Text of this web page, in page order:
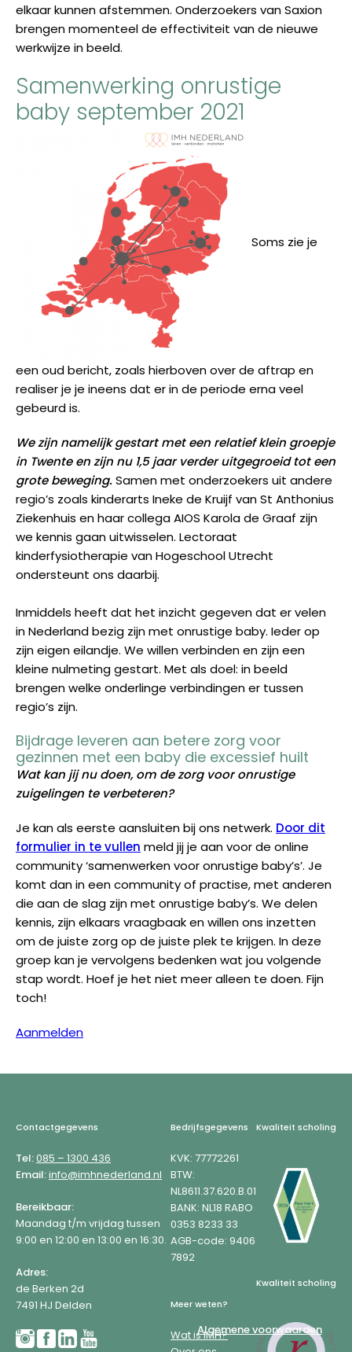
elkaar kunnen afstemmen. Onderzoekers van Saxion
brengen momenteel de effectiviteit van de nieuwe
werkwijze in beeld.
Samenwerking onrustige
baby september 2021
Soms zie je
een oud bericht, zoals hierboven over de aftrap en
realiser je je ineens dat er in de periode erna veel
gebeurd is.
We zijn namelijk gestart met een relatief klein groepje
in Twente en zijn nu 1,5 jaar verder uitgegroeid tot een
grote beweging.Samen met onderzoekers uit andere
regio’s zoals kinderarts Ineke de Kruijf van St Anthonius
Ziekenhuis en haar collega AIOS Karola de Graaf zijn
we kennis gaan uitwisselen. Lectoraat
kinderfysiotherapie van Hogeschool Utrecht
ondersteunt ons daarbij.
Inmiddels heeft dat het inzicht gegeven dat er velen
in Nederland bezig zijn met onrustige baby. Ieder op
zijn eigen eilandje. We willen verbinden en zijn een
kleine nulmeting gestart. Met als doel: in beeld
brengen welke onderlinge verbindingen er tussen
regio’s zijn.
Bijdrage leveren aan betere zorg voor
gezinnen met een baby die excessief huilt
Wat kan jij nu doen, om de zorg voor onrustige
zuigelingen te verbeteren?
Je kan als eerste aansluiten bij ons netwerk. Door dit
formulier in te vullen meld jij je aan voor de online
community ‘samenwerken voor onrustige baby’s’. Je
komt dan in een community of practise, met anderen
die aan de slag zijn met onrustige baby’s. We delen
kennis, zijn elkaars vraagbaak en willen ons inzetten
om de juiste zorg op de juiste plek te krijgen. In deze
groep kan je vervolgens bedenken wat jou volgende
stap wordt. Hoef je het niet meer alleen te doen. Fijn
toch!
Aanmelden
Footer
Contactgegevens
Tel:085 – 1300 436
Email:info@imhnederland.nl
Bereikbaar:
Maandag t/m vrijdag tussen
9:00 en 12:00 en 13:00 en 16:30.
Adres:
de Berken 2d
7491 HJ Delden
Bedrijfsgegevens
KVK: 77772261
BTW:
NL8611.37.620.B.01
BANK: NL18 RABO
0353 8233 33
AGB-code: 9406
7892
Meer weten?
Wat is IMH?
Kwaliteit scholing
Kwaliteit scholing
Algemene voorwaarden